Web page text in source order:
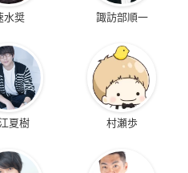
水奨 諏訪部順一
夏樹 村瀬歩